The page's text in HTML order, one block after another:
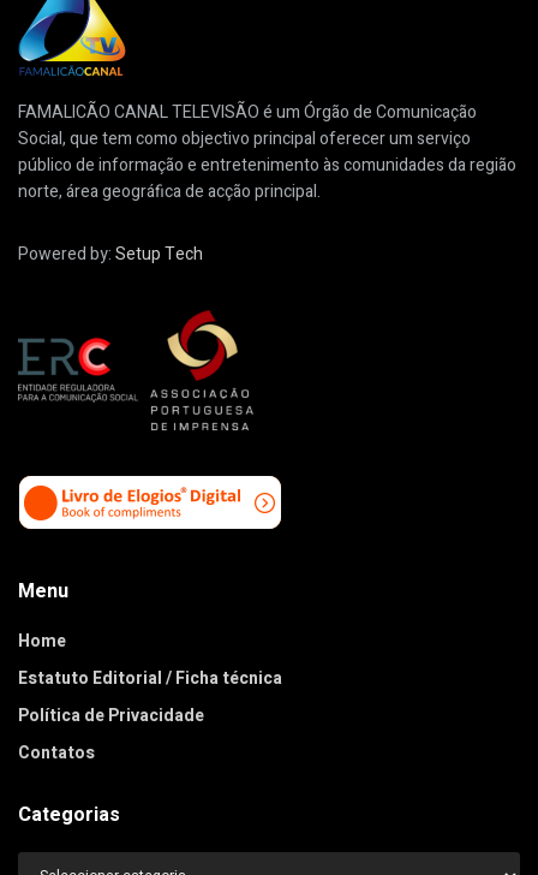
FAMALICÃO CANAL TELEVISÃO é um Órgão de Comunicação
Social, que tem como objectivo principal oferecer um serviço
público de informação e entretenimento às comunidades da região
norte, área geográfica de acção principal.
Powered by:Setup Tech
Menu
Home
Estatuto Editorial / Ficha técnica
Política de Privacidade
Contatos
Categorias
Categorias